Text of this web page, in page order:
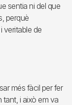
sentia ni del que
perquè
veritable de
més fàcil per fer
tant, i això em va